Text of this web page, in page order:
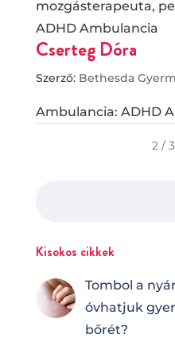
mozgásterapeuta,
ADHD Ambulancia
Cserteg Dóra
Szerző: Bethesda
Ambulancia: ADHD
2 /
Kisokos cikkek
Tombol a
óvhatjuk
bőrét?